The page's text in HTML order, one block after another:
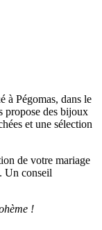
à Pégomas, dans le
propose des bijoux
et une sélection
de votre mariage
Un conseil
!